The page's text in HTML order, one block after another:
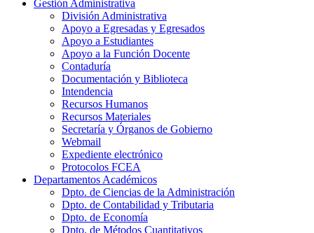
Gestión Administrativa
División Administrativa
Apoyo a Egresadas y Egresados
Apoyo a Estudiantes
Apoyo a la Función Docente
Contaduría
Documentación y Biblioteca
Intendencia
Recursos Humanos
Recursos Materiales
Secretaría y Órganos de Gobierno
Webmail
Expediente electrónico
Protocolos FCEA
Departamentos Académicos
Dpto. de Ciencias de la Administración
Dpto. de Contabilidad y Tributaria
Dpto. de Economía
Dpto. de Métodos Cuantitativos